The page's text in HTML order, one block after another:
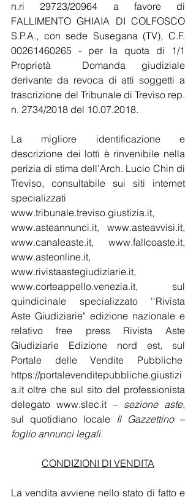
n.ri 29723/20964 a favore di
FALLIMENTO GHIAIA DI COLFOSCO
S.P.A., con sede Susegana (TV), C.F.
00261460265 - per la quota di 1/1
Proprietà  Domanda giudiziale
derivante da revoca di atti soggetti a
trascrizione del Tribunale di Treviso rep.
n. 2734/2018 del 10.07.2018.
La migliore identificazione e
descrizione dei lotti è rinvenibile nella
perizia di stima dell’Arch. Lucio Chin di
Treviso, consultabile sui siti internet
www.tribunale.treviso.giustizia.it
www.asteannunci.it, www.asteavvisi.it
www.canaleaste.it, www.fallcoaste.it
www.asteonline.it
www.rivistaastegiudiziarie.it
www.corteappello.venezia.it, sul
quindicinale specializzato ''Rivista
Aste Giudiziarie" edizione nazionale e
relativo free press Rivista Aste
Giudiziarie Edizione nord est, sul
https://portalevenditepubbliche.giustizi
a.it oltre che sul sito del professionista
delegato www.slec.it – sezione aste,
sul quotidiano locale Il Gazzettino
foglio annunci legali.
CONDIZIONI DI VENDITA
La vendita avviene nello stato di fatto e